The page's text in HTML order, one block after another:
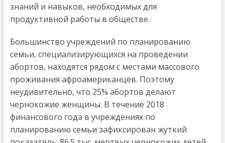
знаний и навыков, необходимых для
продуктивной работы в обществе.
Большинство учреждений по планированию
семьи, специализирующихся на проведении
абортов, находятся рядом с местами массового
проживания афроамериканцев. Поэтому
неудивительно, что 25% абортов делают
чернокожие женщины. В течение 2018
финансового года в учреждениях по
планированию семьи зафиксирован жуткий